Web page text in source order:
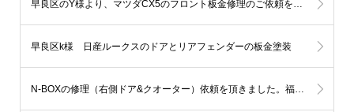
早良区k様 日産ルークスのドアとリアフェンダーの板金塗装
N-BOXの修理（右側ドア&クオーター）依頼を頂きました。福岡市城南区U様